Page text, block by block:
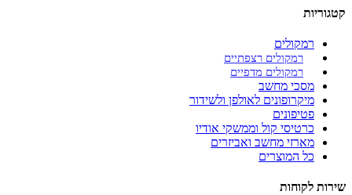
קטגוריות
רמקולים
רמקולים רצפתיים
רמקולים מדפיים
מסכי מחשב
מיקרופונים לאולפן ולשידור
פטיפונים
כרטיסי קול וממשקי אודיו
מארזי מחשב ואביזרים
כל המוצרים
שירות לקוחות